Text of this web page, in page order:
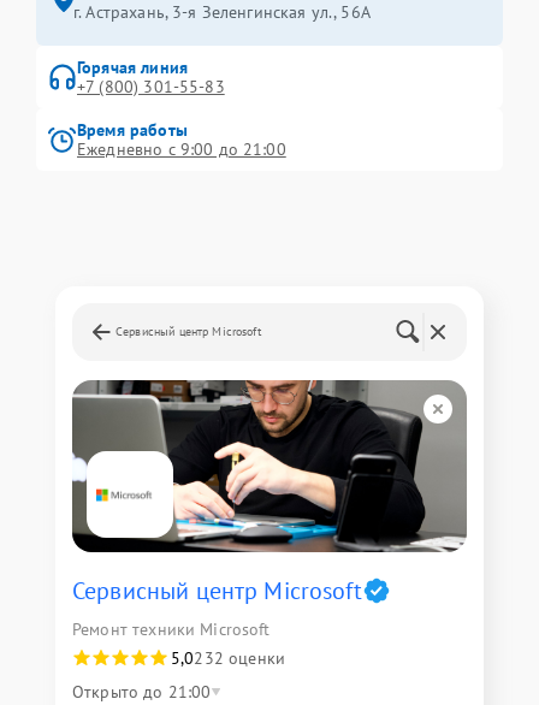
г. Астрахань, 3-я Зеленгинская ул., 56А
Горячая линия
+7 (800) 301-55-83
Время работы
Ежедневно с 9:00 до 21:00
Сервисный центр Microsoft
Сервисный центр Microsoft
Ремонт техники Microsoft
5,0232 оценки
Открыто до 21:00